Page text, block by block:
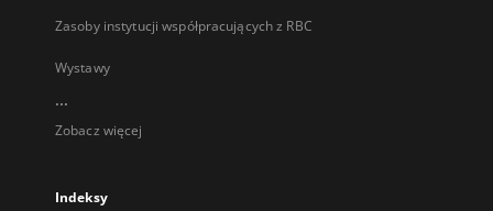
Zasoby instytucji współpracujących z RBC
Wystawy
...
Zobacz więcej
Indeksy